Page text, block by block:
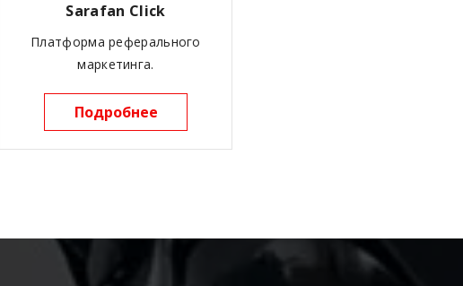
Sarafan Click
Платформа реферального
маркетинга.
Подробнее